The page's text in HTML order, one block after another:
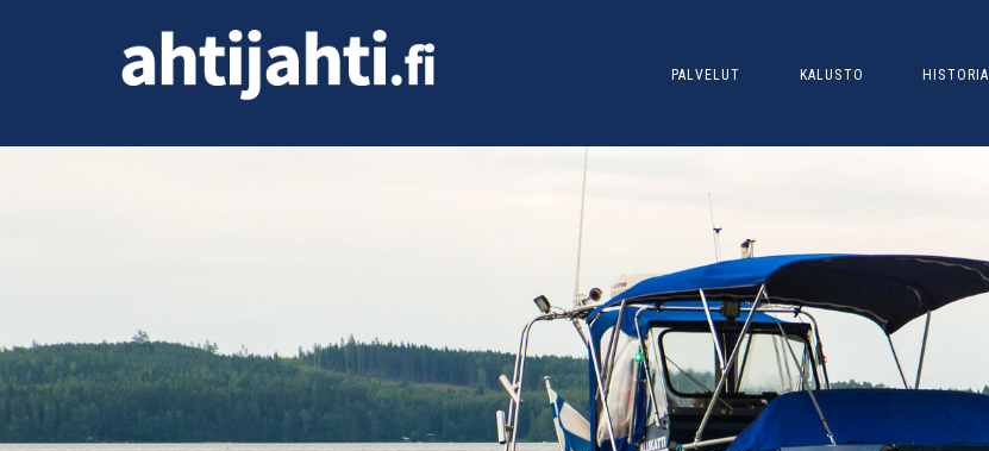
PALVELUT KALUSTO HISTORIA